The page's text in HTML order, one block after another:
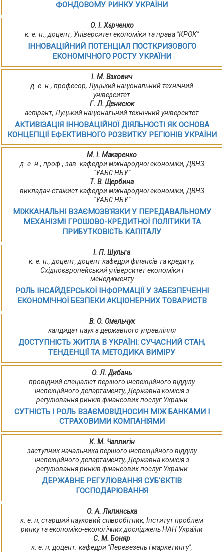
ФОНДОВОМУ РИНКУ УКРАЇНИ
О. І. Харченко
к. е. н., доцент, Університет економіки та права "КРОК"
ІННОВАЦІЙНИЙ ПОТЕНЦІАЛ ПОСТКРИЗОВОГО
ЕКОНОМІЧНОГО РОСТУ УКРАЇНИ
І. М. Вахович
д. е. н., професор, Луцький національний технічний
університет
Г. Л. Денисюк
аспірант, Луцький національний технічний університет
АКТИВІЗАЦІЯ ІННОВАЦІЙНОЇ ДІЯЛЬНОСТІ ЯК ОСНОВА
КОНЦЕПЦІЇ ЕФЕКТИВНОГО РОЗВИТКУ РЕГІОНІВ УКРАЇНИ
М. І. Макаренко
д. е. н., проф., зав. кафедри міжнародної економіки, ДВНЗ
"УАБС НБУ"
Т. В. Щербина
викладач-стажист кафедри міжнародної економіки, ДВНЗ
"УАБС НБУ"
МІЖКАНАЛЬНІ ВЗАЄМОЗВ'ЯЗКИ У ПЕРЕДАВАЛЬНОМУ
МЕХАНІЗМІ ГРОШОВО-КРЕДИТНОЇ ПОЛІТИКИ ТА
ПРИБУТКОВІСТЬ КАПІТАЛУ
І. П. Шульга
к. е. н., доцент, доцент кафедри фінансів та кредиту,
Східноєвропейський університет економіки і
менеджменту
РОЛЬ ІНСАЙДЕРСЬКОЇ ІНФОРМАЦІЇ У ЗАБЕЗПЕЧЕННІ
ЕКОНОМІЧНОЇ БЕЗПЕКИ АКЦІОНЕРНИХ ТОВАРИСТВ
В. О. Омельчук
кандидат наук з державного управління
ДОСТУПНІСТЬ ЖИТЛА В УКРАЇНІ: СУЧАСНИЙ СТАН,
ТЕНДЕНЦІЇ ТА МЕТОДИКА ВИМІРУ
О. Л. Дибань
провідний спеціаліст першого інспекційного відділу
інспекційного департаменту, Державна комісія з
регулювання ринків фінансових послуг України
СУТНІСТЬ І РОЛЬ ВЗАЄМОВІДНОСИН МІЖ БАНКАМИ І
СТРАХОВИМИ КОМПАНІЯМИ
К. М. Чаплигін
заступник начальника першого інспекційного відділу
інспекційного департаменту, Державна комісія з
регулювання ринків фінансових послуг України
ДЕРЖАВНЕ РЕГУЛЮВАННЯ СУБ'ЄКТІВ
ГОСПОДАРЮВАННЯ
О. А. Липинська
к. е. н, старший науковий співробітник, Інститут проблем
ринку та економіко-екологічних досліджень НАН України
С. М. Боняр
к. е. н, доцент. кафедри "Перевезень і маркетингу",